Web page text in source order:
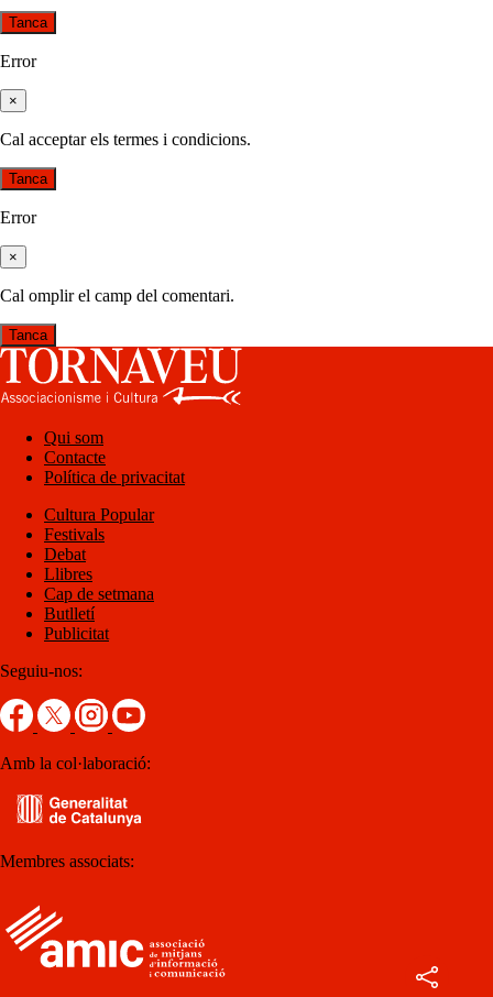
Tanca
Error
×
Cal acceptar els termes i condicions.
Tanca
Error
×
Cal omplir el camp del comentari.
Tanca
Qui som
Contacte
Política de privacitat
Cultura Popular
Festivals
Debat
Llibres
Cap de setmana
Butlletí
Publicitat
Seguiu-nos:
Amb la col·laboració:
Membres associats: